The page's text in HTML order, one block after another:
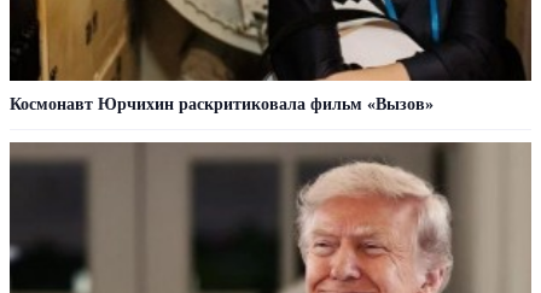
Космонавт Юрчихин раскритиковала фильм «Вызов»